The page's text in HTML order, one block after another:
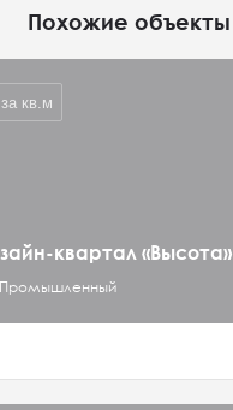
Похожие объекты
квартал «Высота»
Промышленный
за кв.м